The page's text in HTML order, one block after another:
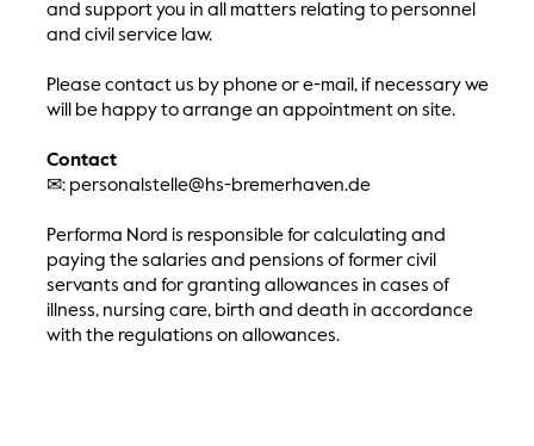
and support you in all matters relating to personnel
and civil service law.
Please contact us by phone or e-mail, if necessary we
will be happy to arrange an appointment on site.
Contact
✉: personalstelle@hs-bremerhaven.de
Performa Nord is responsible for calculating and
paying the salaries and pensions of former civil
servants and for granting allowances in cases of
illness, nursing care, birth and death in accordance
with the regulations on allowances.